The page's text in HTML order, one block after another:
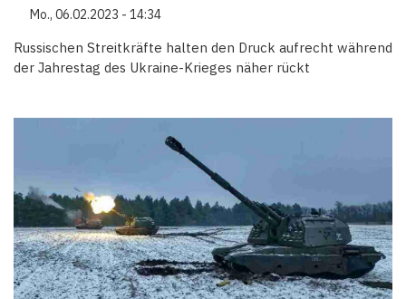
Mo., 06.02.2023 - 14:34
Russischen Streitkräfte halten den Druck aufrecht während
der Jahrestag des Ukraine-Krieges näher rückt